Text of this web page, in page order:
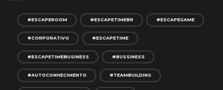
#ESCAPEROOM #ESCAPETIMEBR #ESCAPEGAME
#CORPORATIVO #ESCAPETIME
#ESCAPETIMEBUSINESS #BUSSINESS
#AUTOCONHECIMENTO #TEAMBUILDING